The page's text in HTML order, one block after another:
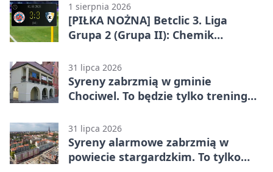
1 sierpnia 2026
[PIŁKA NOŻNA] Betclic 3. Liga
Grupa 2 (Grupa II): Chemik
Stargard 3:3
31 lipca 2026
Syreny zabrzmią w gminie
Chociwel. To będzie tylko trening
31 lipca 2026
Syreny alarmowe zabrzmią w
powiecie stargardzkim. To tylko